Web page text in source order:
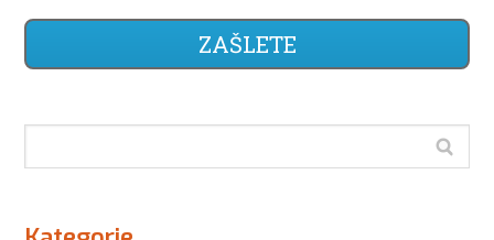
ZAŠLETE